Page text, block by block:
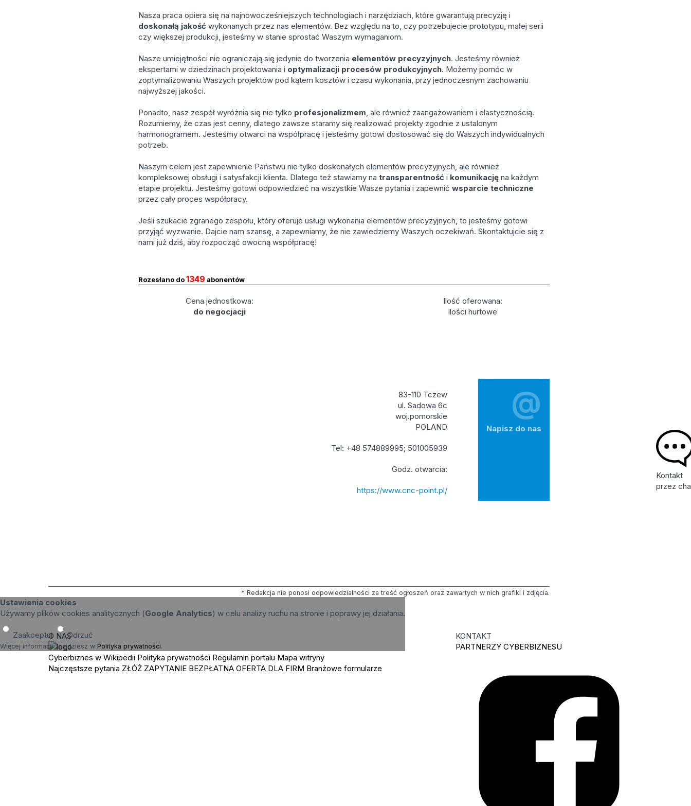
Nasza praca opiera się na najnowocześniejszych technologiach i narzędziach, które gwarantują precyzję i
doskonałą jakość wykonanych przez nas elementów. Bez względu na to, czy potrzebujecie prototypu, małej serii
czy większej produkcji, jesteśmy w stanie sprostać Waszym wymaganiom.
Nasze umiejętności nie ograniczają się jedynie do tworzenia elementów precyzyjnych. Jesteśmy również
ekspertami w dziedzinach projektowania i optymalizacji procesów produkcyjnych. Możemy pomóc w
zoptymalizowaniu Waszych projektów pod kątem kosztów i czasu wykonania, przy jednoczesnym zachowaniu
najwyższej jakości.
Ponadto, nasz zespół wyróżnia się nie tylko profesjonalizmem, ale również zaangażowaniem i elastycznością.
Rozumiemy, że czas jest cenny, dlatego zawsze staramy się realizować projekty zgodnie z ustalonym
harmonogramem. Jesteśmy otwarci na współpracę i jesteśmy gotowi dostosować się do Waszych indywidualnych
potrzeb.
Naszym celem jest zapewnienie Państwu nie tylko doskonałych elementów precyzyjnych, ale również
kompleksowej obsługi i satysfakcji klienta. Dlatego też stawiamy natransparentnośći komunikację na każdym
etapie projektu. Jesteśmy gotowi odpowiedzieć na wszystkie Wasze pytania i zapewnićwsparcie techniczne
przez cały proces współpracy.
Jeśli szukacie zgranego zespołu, który oferuje usługi wykonania elementów precyzyjnych, to jesteśmy gotowi
przyjąć wyzwanie. Dajcie nam szansę, a zapewniamy, że nie zawiedziemy Waszych oczekiwań. Skontaktujcie się z
nami już dziś, aby rozpocząć owocną współpracę!
Rozesłano do1349 abonentów
Cena jednostkowa:
do negocjacji
Ilość oferowana:
Ilości hurtowe
83-110 Tczew
ul. Sadowa 6c
woj.pomorskie
POLAND
Tel: +48 574889995; 501005939
Godz. otwarcia:
https://www.cnc-point.pl/
@
Napisz do nas
* Redakcja nie ponosi odpowiedzialności za treść ogłoszeń oraz zawartych w nich grafiki i zdjęcia.
Kontakt
przez
Ustawienia cookies
Używamy plików cookies analitycznych (Google Analytics) w celu analizy ruchu na stronie i poprawy jej działania.
Zaakceptuj Odrzuć
Więcej informacji znajdziesz w Polityka prywatności.
O NAS
Cyberbiznes w Wikipedii Polityka prywatności Regulamin portalu Mapa witryny
Najczęstsze pytania ZŁÓŻ ZAPYTANIE BEZPŁATNA OFERTA DLA FIRM Branżowe formularze
KONTAKT
PARTNERZY CYBERBIZNESU